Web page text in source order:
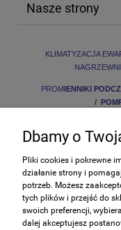
Nasze strony
KLIMATYZACJA
PROMIENNIKI
/
Dbamy o
Pliki cookies i pokrewne
działanie strony i
potrzeb. Możesz
tych plików i przejść do
swoich preferencji,
dalej akceptujesz